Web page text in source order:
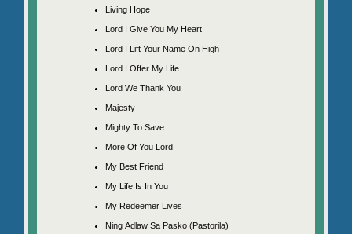
Living Hope
Lord I Give You My Heart
Lord I Lift Your Name On High
Lord I Offer My Life
Lord We Thank You
Majesty
Mighty To Save
More Of You Lord
My Best Friend
My Life Is In You
My Redeemer Lives
Ning Adlaw Sa Pasko (Pastorila)